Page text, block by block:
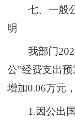
七、一般
明
我部门
公”经费支出预
增加0.06万元
1.因公出